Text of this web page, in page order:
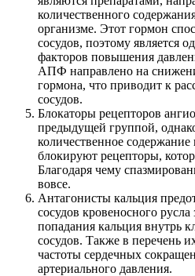
количественного
организме. Этот гормон
сосудов, поэтому является
факторов повышения
АПФ направлено на
гормона, что приводит к
сосудов.
Блокаторы рецепторов
предыдущей группой,
количественное
блокируют рецепторы,
Благодаря чему
вовсе.
Антагонисты кальция
сосудов кровеносного
попадания кальция внутрь
сосудов. Также в перечень
частоты сердечных
артериального давления.